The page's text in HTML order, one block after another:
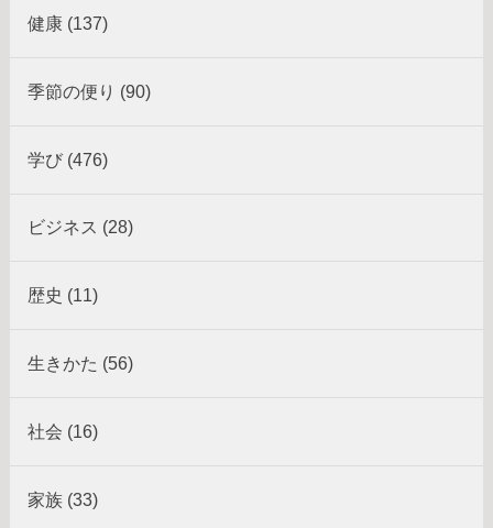
健康 (137)
季節の便り (90)
学び (476)
ビジネス (28)
歴史 (11)
生きかた (56)
社会 (16)
家族 (33)